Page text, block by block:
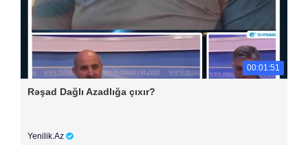
00:01:51
Rəşad Dağlı Azadlığa çıxır?
Yenilik.Az